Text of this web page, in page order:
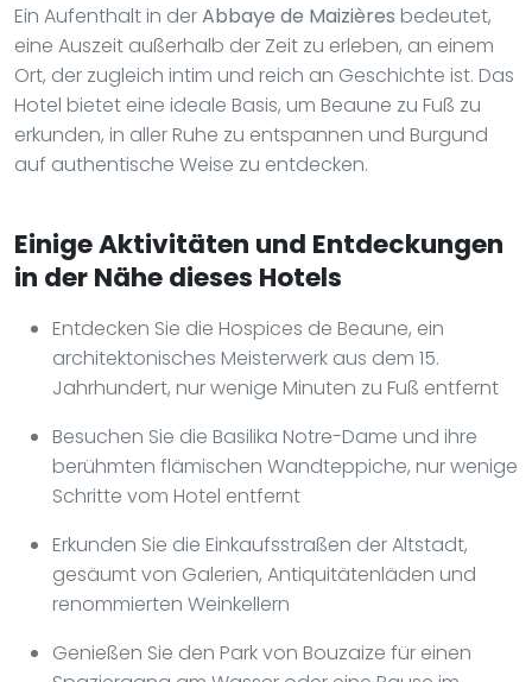
Ein Aufenthalt in derAbbaye de Maizières bedeutet,
eine Auszeit außerhalb der Zeit zu erleben, an einem
Ort, der zugleich intim und reich an Geschichte ist. Das
Hotel bietet eine ideale Basis, um Beaune zu Fuß zu
erkunden, in aller Ruhe zu entspannen und Burgund
auf authentische Weise zu entdecken.
Einige Aktivitäten und Entdeckungen
in der Nähe dieses Hotels
Entdecken Sie die Hospices de Beaune, ein
architektonisches Meisterwerk aus dem 15.
Jahrhundert, nur wenige Minuten zu Fuß entfernt
Besuchen Sie die Basilika Notre-Dame und ihre
berühmten flämischen Wandteppiche, nur wenige
Schritte vom Hotel entfernt
Erkunden Sie die Einkaufsstraßen der Altstadt,
gesäumt von Galerien, Antiquitätenläden und
renommierten Weinkellern
Genießen Sie den Park von Bouzaize für einen